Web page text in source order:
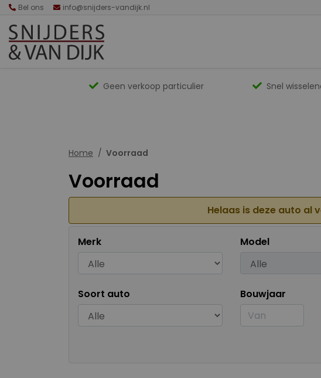
Bel ons info@snijders-vandijk.nl
Geen verkoop particulier Snel
Home Voorraad
Voorraad
Helaas is deze auto al
Merk Model
Soort auto Bouwjaar